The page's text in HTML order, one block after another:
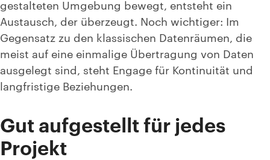
gestalteten Umgebung bewegt, entsteht ein
Austausch, der überzeugt. Noch wichtiger: Im
Gegensatz zu den klassischen Datenräumen, die
meist auf eine einmalige Übertragung von Daten
ausgelegt sind, steht Engage für Kontinuität und
langfristige Beziehungen.
Gut aufgestellt für jedes
Projekt